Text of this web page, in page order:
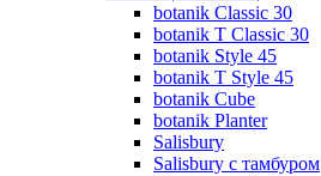
botanik Classic 30
botanik T Classic 30
botanik Style 45
botanik Т Style 45
botanik Cube
botanik Planter
Salisbury
Salisbury с тамбуром